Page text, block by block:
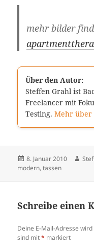
mehr bilder
Über den Autor:
Steffen Grahl ist
Freelancer mit
Testing.Mehr über
Veröffentlicht
am
8. Januar 2010
modern,tassen
Schreibe einen
Deine E-Mail-Adresse
sind mit* markiert